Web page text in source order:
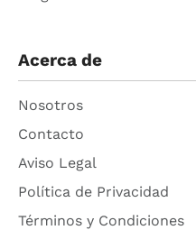
Acerca de
Nosotros
Contacto
Aviso Legal
Política de Privacidad
Términos y Condiciones